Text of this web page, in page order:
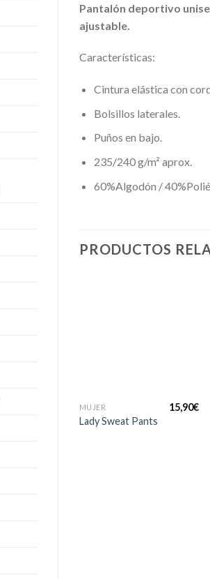
Pantalón deportivo
ajustable.
Características:
Cintura elástica con
Bolsillos laterales.
Puños en bajo.
235/240 g/m² aprox.
60%Algodón /
PRODUCTOS
MUJER
Lady Sweat Pants
15,90€